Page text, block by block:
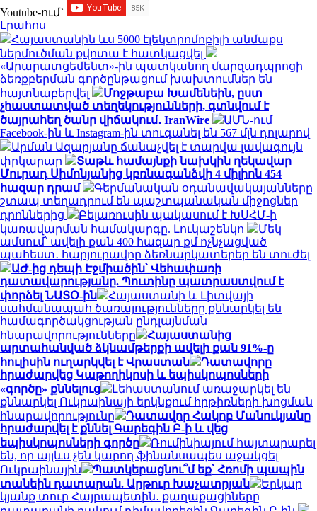
Youtube-ում`
Լրահոս
Հայաստանին ևս 5000 էլեկտրոմոբիլի անմաքս
ներմուծման քվոտա է հատկացվել
«Արարատցեմենտ»-ին պատկանող մարզադպրոցի
ձեռքբերման գործընթացում խախտումներ են
հայտնաբերվել
Մոջթաբա Խամենեին, ըստ
չհաստատված տեղեկությունների, գտնվում է
ծայրահեղ ծանր վիճակում․ IranWire
ԱՄՆ-ում
Facebook-ին և Instagram-ին տուգանել են 567 մլն դոլարով
Արման Ազարյանը ճանաչվել է տարվա լավագույն
փրկարար
Տաթև համայնքի նախկին ղեկավար
Մուրադ Սիմոնյանից կբռնագանձվի 4 միլիոն 454
հազար դրամ
Գերմանական օդանավակայանները
շտապ տեղադրում են պաշտպանական միջոցներ
դրոններից
Բելառուսին պակասում է ԽՍՀՄ-ի
կառավարման համակարգը. Լուկաշենկո
Մեկ
ամսում՝ ավելի քան 400 հազար քմ ոչնչացված
պահեստ․ հարյուրավոր ձեռնարկատերեր են տուժել
ԱԺ-ից դեպի Էջմիածին՝ Վեհափառի
դատավարությանը. Պուտինը պատրաստվում է
փորձել ՆԱՏՕ-ին
Հայաստանի և Լիտվայի
սահմանապահ ծառայությունները քննարկել են
համագործակցության ընդլայնման
հնարավորությունները
Հայաստանից
արտահանված ձկնամթերքի ավելի քան 91%-ը
հուլիսին ուղարկվել է Վրաստան
Դատավորը
հրաժարվեց Կաթողիկոսի և եպիսկոպոսների
«գործը» քննելուց
Լեհաստանում առաջարկել են
քննարկել Ուկրաինայի երկնքում հրթիռների խոցման
հնարավորությունը
Դատավոր Հակոբ Մանուկյանը
հրաժարվել է քննել Գարեգին Բ-ի և վեց
եպիսկոպոսների գործը
Ռումինիայում հայտարարել
են, որ այլևս չեն կարող ֆինանսապես աջակցել
Ուկրաինային
Պատկերացնու՞մ եք՝ Հռոմի պապին
տանեին դատարան. Արթուր Խաչատրյան
Երկար
կյանք տուր Հայրապետին․ քաղաքացիները